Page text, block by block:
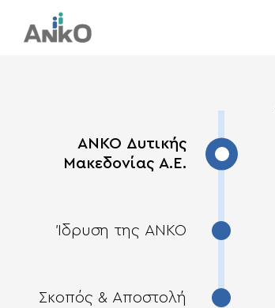
ANKO Δυτικής
Μακεδονίας Α.Ε.
Ίδρυση της ΑΝΚΟ
Σκοπός & Αποστολή